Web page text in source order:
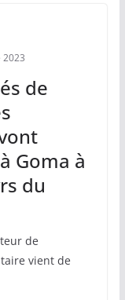
2023
de
Goma à
du
de
vient de